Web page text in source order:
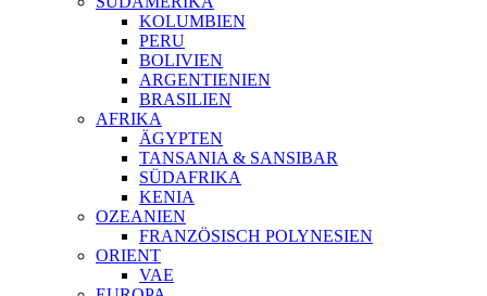
KOLUMBIEN
PERU
BOLIVIEN
ARGENTIENIEN
BRASILIEN
AFRIKA
ÄGYPTEN
TANSANIA & SANSIBAR
SÜDAFRIKA
KENIA
OZEANIEN
FRANZÖSISCH POLYNESIEN
ORIENT
VAE